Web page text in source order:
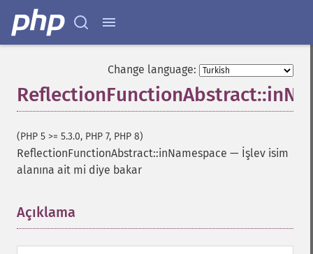
Change language:
(PHP 5 >= 5.3.0, PHP 7, PHP 8)
ReflectionFunctionAbstract::inNamespace — İşlev isim
alanına ait mi diye bakar
Açıklama